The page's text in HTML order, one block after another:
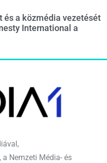
és a közmédia vezetését
International a
Nemzeti Média- és